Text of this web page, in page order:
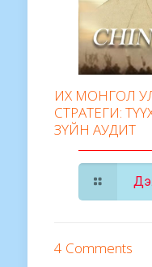
ИХ МОНГОЛ
СТРАТЕГИ:
ЗҮЙН АУДИТ
4 Comments